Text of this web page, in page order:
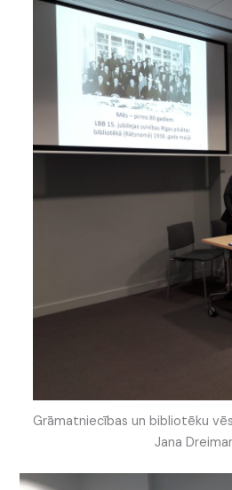
Grāmatniecības un bibliotēku
Jana